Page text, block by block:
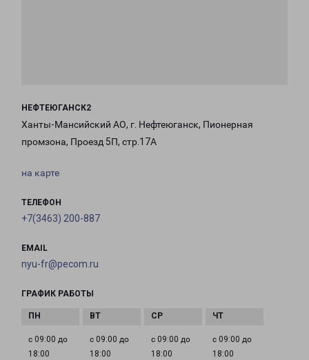
НЕФТЕЮГАНСК2
Ханты-Мансийский АО, г. Нефтеюганск, Пионерная
промзона, Проезд 5П, стр.17А
на карте
ТЕЛЕФОН
+7(3463) 200-887
EMAIL
nyu-fr@pecom.ru
ГРАФИК РАБОТЫ
с 09:00 до
18:00
с 09:00 до
18:00
с 09:00 до
18:00
с 09:00 до
18:00